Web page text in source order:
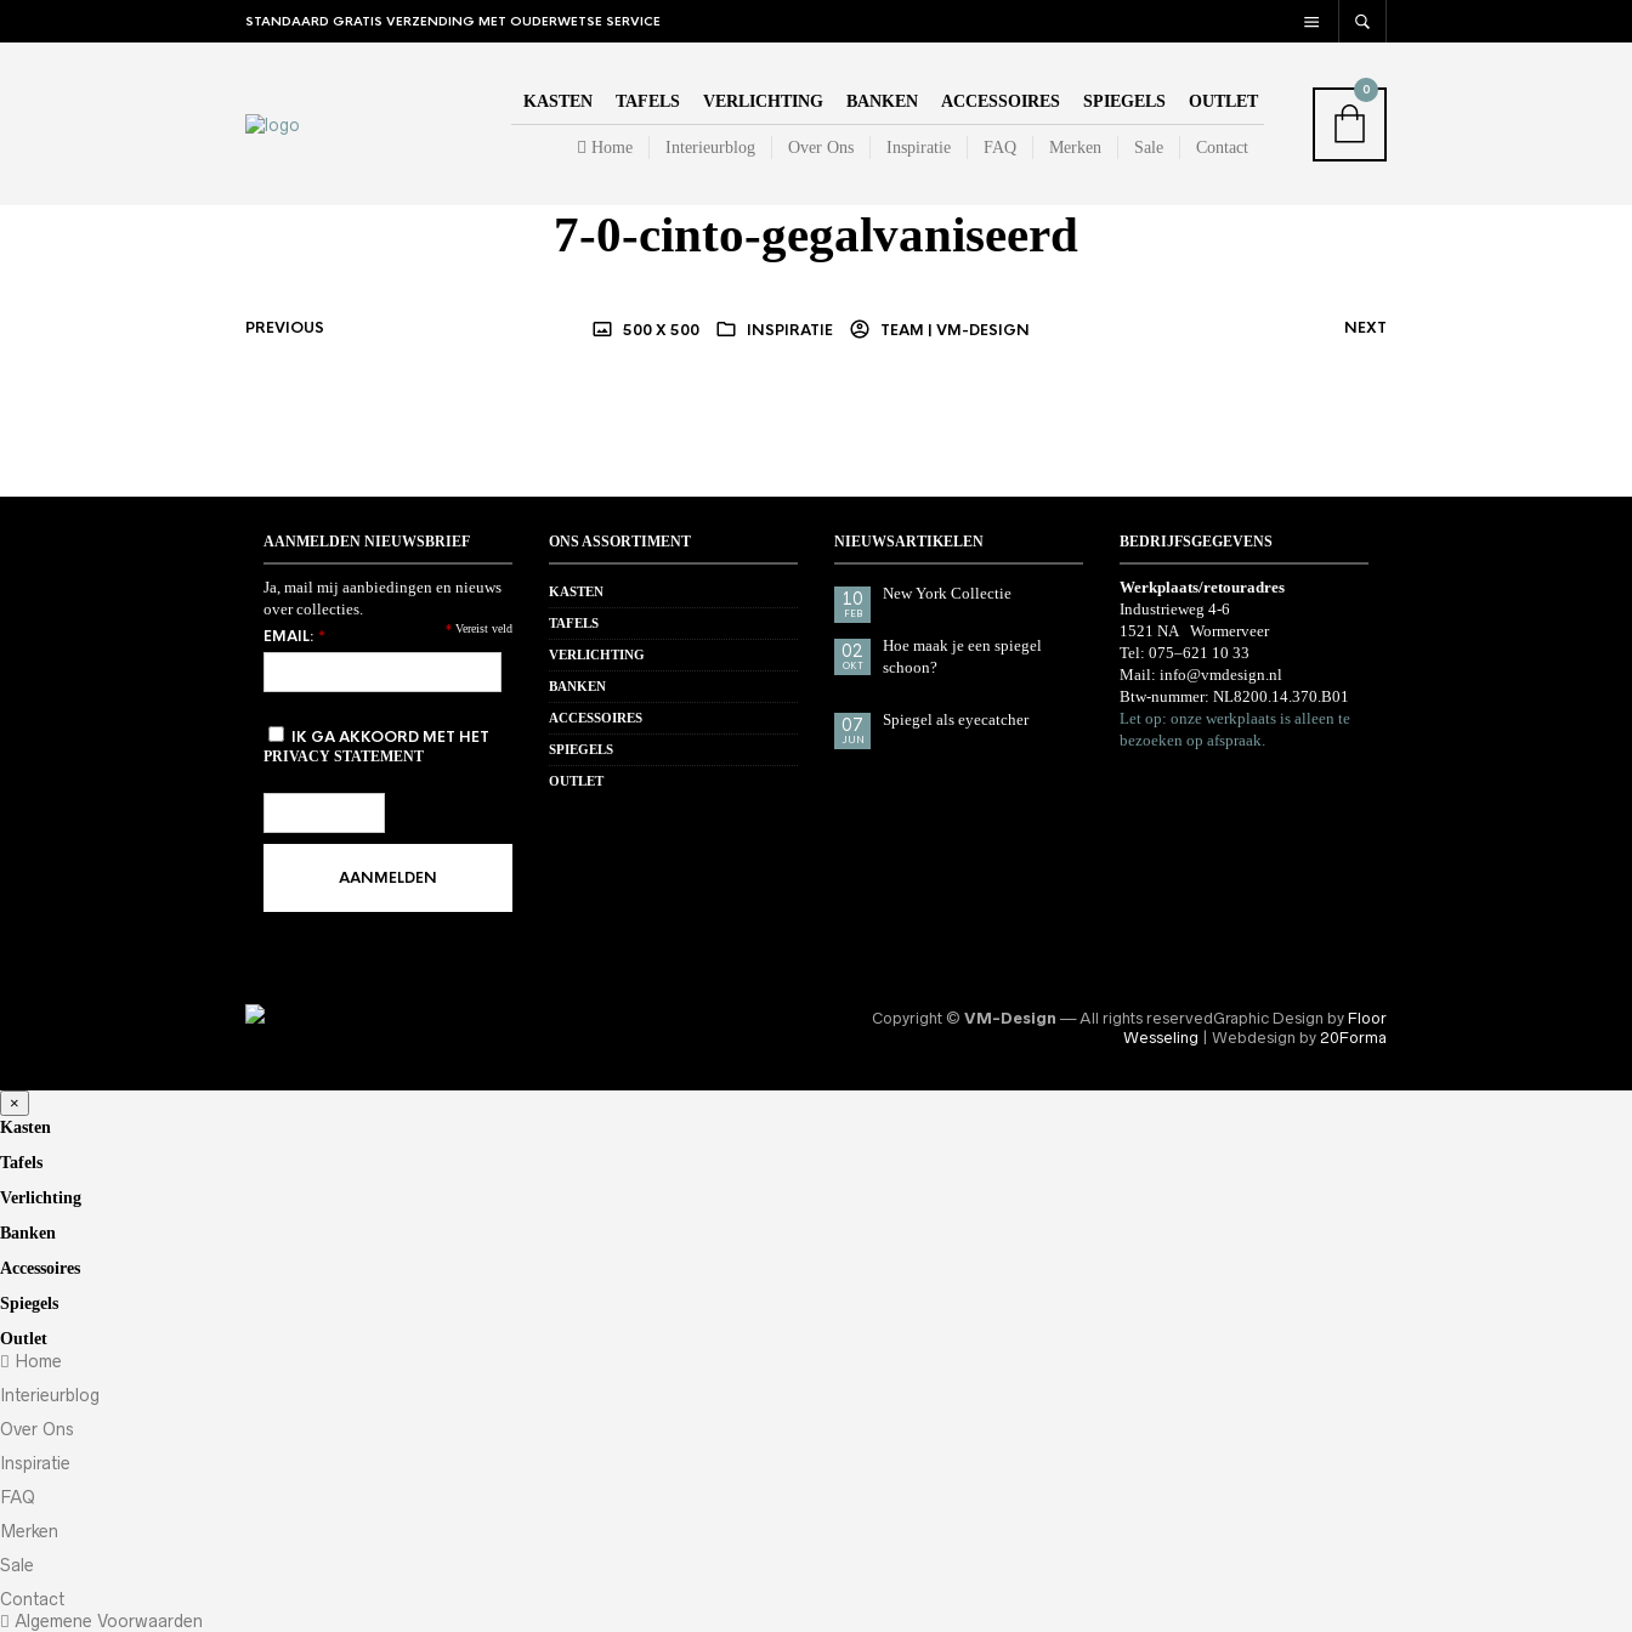
STANDAARD GRATIS VERZENDING MET OUDERWETSE SERVICE
KASTEN TAFELS VERLICHTING BANKEN ACCESSOIRES SPIEGELS OUTLET
Home Interieurblog Over Ons Inspiratie FAQ Merken Sale Contact
0
7-0-cinto-gegalvaniseerd
500 X 500 INSPIRATIE TEAM | VM-DESIGN
PREVIOUS NEXT
AANMELDEN NIEUWSBRIEF
Ja, mail mij aanbiedingen en nieuws
over collecties.
* Vereist veld
EMAIL: *
IK GA AKKOORD MET HET
PRIVACY STATEMENT
ONS ASSORTIMENT
KASTEN
TAFELS
VERLICHTING
BANKEN
ACCESSOIRES
SPIEGELS
OUTLET
NIEUWSARTIKELEN
10
FEB
New York Collectie
02
OKT
Hoe maak je een spiegel
schoon?
07
JUN
Spiegel als eyecatcher
BEDRIJFSGEGEVENS
Werkplaats/retouradres
Industrieweg 4-6
1521 NA Wormerveer
Tel: 075–621 10 33
Mail: info@vmdesign.nl
Btw-nummer: NL8200.14.370.B01
Let op: onze werkplaats is alleen te
bezoeken op afspraak.
Copyright © VM-Design — All rights reservedGraphic Design by Floor
Wesseling | Webdesign by 20Forma
×
Kasten
Tafels
Verlichting
Banken
Accessoires
Spiegels
Outlet
Home
Interieurblog
Over Ons
Inspiratie
FAQ
Merken
Sale
Contact
Algemene Voorwaarden